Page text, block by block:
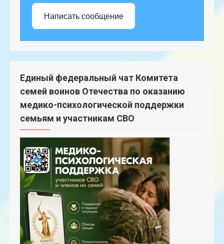
Написать сообщение
Единый федеральный чат Комитета
семей воинов Отечества по оказанию
медико-психологической поддержки
семьям и участникам СВО